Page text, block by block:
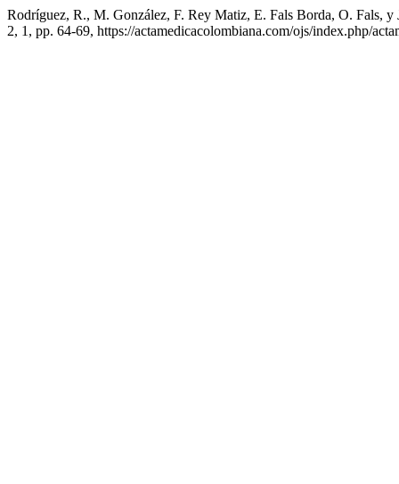
Rodríguez, R., M. González, F. Rey Matiz, E. Fals Borda, O. Fals,
2, 1, pp. 64-69, https://actamedicacolombiana.com/ojs/index.php/